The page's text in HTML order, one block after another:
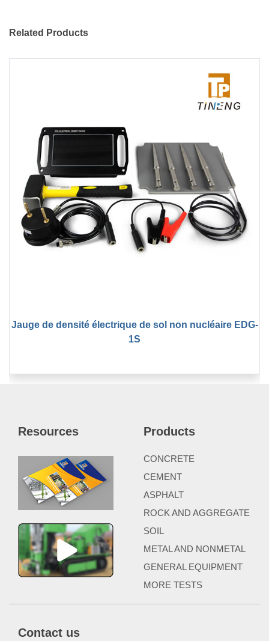
Related Products
Jauge de densité électrique de sol non nucléaire EDG-
1S
Resources Products
CONCRETE
CEMENT
ASPHALT
ROCK AND AGGREGATE
SOIL
METAL AND NONMETAL
GENERAL EQUIPMENT
MORE TESTS
Contact us